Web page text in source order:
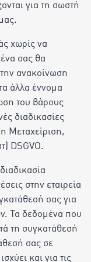
για τη σωστή
χωρίς να
σας θα
ανακοίνωση
άλλα έννομα
του βάρους
διαδικασίες
Μεταχείριση,
DSGVO.
στην εταιρεία
σας για
Τα δεδομένα που
τη συγκατάθεσή
σας σε
και για τις